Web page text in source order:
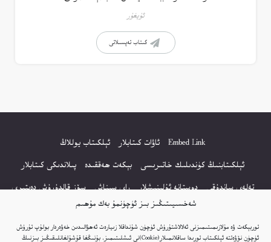
شەخسىيىتىڭىز بىز ئۈچۈنمۇ بەك مۇھىم
توربېكەت ۋە مۇلازىمىتىمىزنى ئەلالاشتۇرۇش ئۈچۈن شۇنداقلا زىيارەت ئەھۋالىدىن خەۋەردار بولۇپ تۇرۇش
ئۈچۈن نۆۋەتتە ئېلكىتاب تورىدا ساقلانمىلار(Cookie)نى ئىشلىتىمىز. بۇنىڭغا قۇشۇلغانلىقىڭىز بىزنىڭ
ئۇيغۇر
كىتاب تەپسىلاتى
Embed Link ئاۋات كىتابلار
ئېلكىتاب يوللاڭ
ئېلكىتابنىڭ كۈندىلىك خاتىرىسى
بېكەت ھەققىدە
پىلاندىكى كىتابلار
تەلەي ساندۇقى
دوستانە ئۇلىنىشلار راي سىناش
سۆز قالدۇرۇش دەپتىرى
كۆپ سورالغان سۇئاللار
كىتاب تىزىملىكى
مەخپىيەتلىك باياناتى
نەشىر ھوقۇقى باياناتى